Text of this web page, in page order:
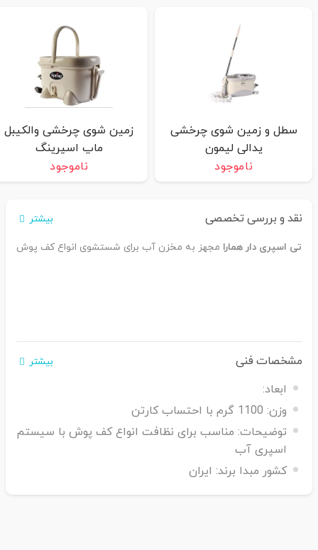
سطل و زمین شوی چرخشی
پدالی لیمون
ناموجود
زمین شوی چرخشی والکیبل
ماپ اسپرینگ
ناموجود
نقد و بررسی تخصصی بیشتر
تی اسپری دار همارامجهز به مخزن آب برای شستشوی انواع کف پوش
مشخصات فنی بیشتر
ابعاد:
وزن: 1100 گرم با احتساب کارتن
توضیحات: مناسب برای نظافت انواع کف پوش با سیستم
اسپری آب
کشور مبدا برند: ایران